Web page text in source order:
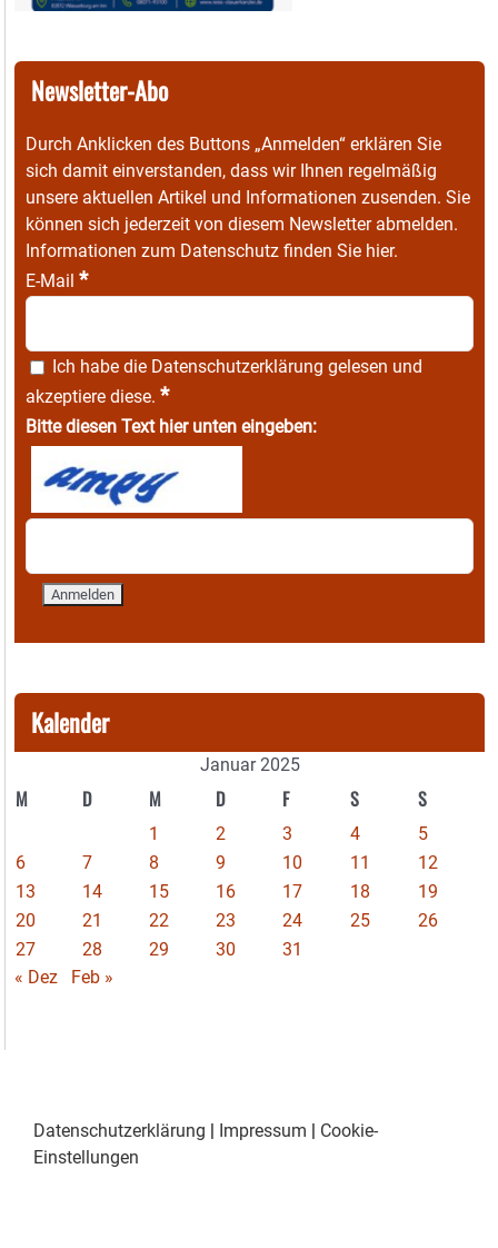
Newsletter-Abo
Durch Anklicken des Buttons „Anmelden“ erklären Sie
sich damit einverstanden, dass wir Ihnen regelmäßig
unsere aktuellen Artikel und Informationen zusenden. Sie
können sich jederzeit von diesem Newsletter abmelden.
Informationen zum Datenschutz finden Sie hier.
E-Mail *
Ich habe die Datenschutzerklärung gelesen und
akzeptiere diese. *
Bitte diesen Text hier unten eingeben:
Kalender
Januar 2025
M D M D F S S
1 2 3 4
5
6
7 8 9 10 11
12
13
14 15 16 17 18
19
20
21 22 23 24 25
26
27
28 29 30
31
« Dez
Feb »
Datenschutzerklärung | Impressum | Cookie-
Einstellungen